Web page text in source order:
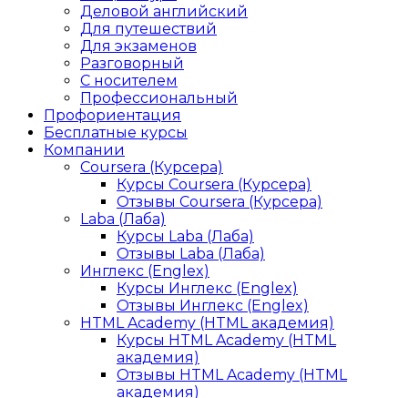
Деловой английский
Для путешествий
Для экзаменов
Разговорный
С носителем
Профессиональный
Профориентация
Бесплатные курсы
Компании
Coursera (Курсера)
Курсы Coursera (Курсера)
Отзывы Coursera (Курсера)
Laba (Лаба)
Курсы Laba (Лаба)
Отзывы Laba (Лаба)
Инглекс (Englex)
Курсы Инглекс (Englex)
Отзывы Инглекс (Englex)
HTML Academy (HTML академия)
Курсы HTML Academy (HTML
академия)
Отзывы HTML Academy (HTML
академия)